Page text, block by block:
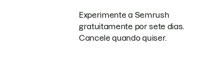
Experimente a Semrush
gratuitamente por sete dias.
Cancele quando quiser.